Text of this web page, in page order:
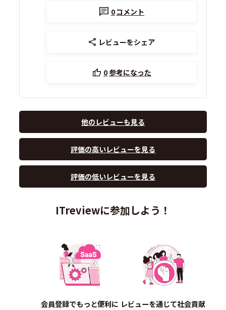
0コメント
レビューをシェア
0参考になった
他のレビューも見る
評価の高いレビューを見る
評価の低いレビューを見る
ITreviewに参加しよう！
会員登録でもっと便利に レビューを通じて社会貢献